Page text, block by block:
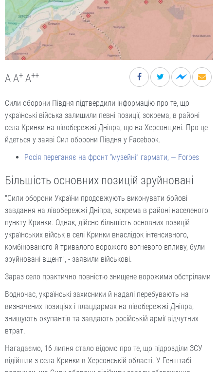
A A+ A++
Сили оборони Півдня підтвердили інформацію про те, що
українські війська залишили певні позиції, зокрема, в районі
села Кринки на лівобережжі Дніпра, що на Херсонщині. Про це
йдеться у заяві Сил оборони Півдня у Facebook.
Росія переганяє на фронт “музейні” гармати, — Forbes
Більшість основних позицій зруйновані
"Сили оборони України продовжують виконувати бойові
завдання на лівобережжі Дніпра, зокрема в районі населеного
пункту Кринки. Однак, дійсно більшість основних позицій
українських військ в селі Кринки внаслідок інтенсивного,
комбінованого й тривалого ворожого вогневого впливу, були
зруйновані вщент", - заявили військові.
Зараз село практично повністю знищене ворожими обстрілами
Водночас, українські захисники й надалі перебувають на
визначених позиціях і плацдармах на лівобережжі Дніпра,
знищують окупантів та завдають російській армії відчутних
втрат.
Нагадаємо, 16 липня стало відомо про те, що підрозділи ЗСУ
відійшли з села Кринки в Херсонській області. У Генштабі